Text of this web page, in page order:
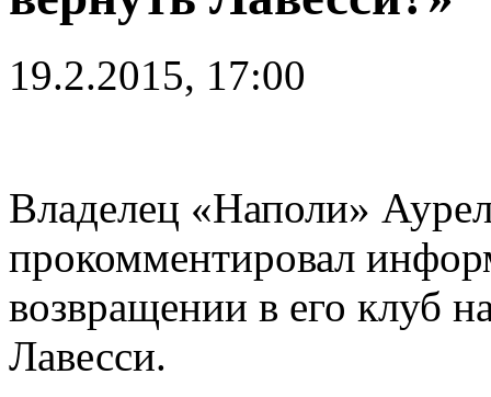
19.2.2015, 17:00
Владелец «Наполи»
прокомментировал
возвращении в его клуб
Лавесси.